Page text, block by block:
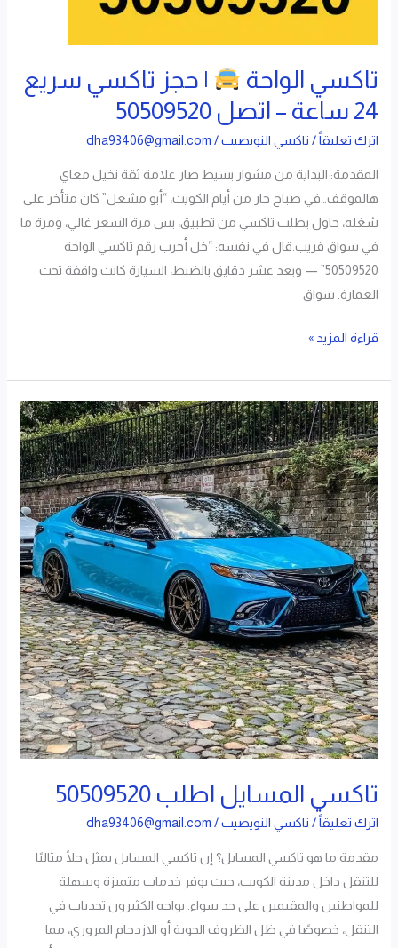
تاكسي الواحة
| حجز تاكسي سريع
24 ساعة – اتصل 50509520
اترك تعليقاً / تاكسي النويصيب/
dha93406@gmail.com
المقدمة: البداية من مشوار بسيط صار علامة ثقة تخيل معاي
هالموقف…في صباح حار من أيام الكويت، “أبو مشعل” كان متأخر على
شغله، حاول يطلب تاكسي من تطبيق، بس مرة السعر غالي، ومرة ما
في سواق قريب.قال في نفسه: “خل أجرب رقم تاكسي الواحة
50509520” — وبعد عشر دقايق بالضبط، السيارة كانت واقفة تحت
العمارة. سواق
50509520
قراءة المزيد »
تاكسي المسايل اطلب 50509520
اترك تعليقاً / تاكسي النويصيب/
dha93406@gmail.com
مقدمة ما هو تاكسي المسايل؟ إن تاكسي المسايل يمثل حلًا مثاليًا
للتنقل داخل مدينة الكويت، حيث يوفر خدمات متميزة وسهلة
للمواطنين والمقيمين على حد سواء. يواجه الكثيرون تحديات في
التنقل، خصوصًا في ظل الظروف الجوية أو الازدحام المروري، مما
تاكسي
المسايل
اطلب
50509520